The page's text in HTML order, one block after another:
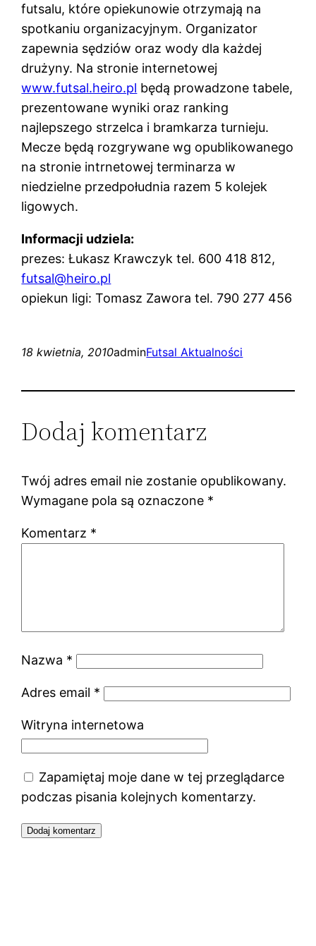
futsalu, które opiekunowie otrzymają na
spotkaniu organizacyjnym. Organizator
zapewnia sędziów oraz wody dla każdej
drużyny. Na stronie internetowej
www.futsal.heiro.pl będą prowadzone tabele,
prezentowane wyniki oraz ranking
najlepszego strzelca i bramkarza turnieju.
Mecze będą rozgrywane wg opublikowanego
na stronie intrnetowej terminarza w
niedzielne przedpołudnia razem 5 kolejek
ligowych.
Informacji udziela:
prezes: Łukasz Krawczyk tel. 600 418 812,
futsal@heiro.pl
opiekun ligi: Tomasz Zawora tel. 790 277 456
18 kwietnia, 2010adminFutsal Aktualności
Dodaj komentarz
Twój adres email nie zostanie opublikowany.
Wymagane pola są oznaczone *
Komentarz *
Nazwa *
Adres email *
Witryna internetowa
Zapamiętaj moje dane w tej przeglądarce
podczas pisania kolejnych komentarzy.